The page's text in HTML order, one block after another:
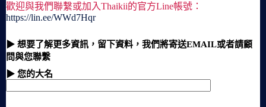
歡迎與我們聯繫或加入Thaikii的官方Line帳號：
https://lin.ee/WWd7Hqr
▶ 想要了解更多資訊，留下資料，我們將寄送EMAIL或者請顧
問與您聯繫
▶ 您的大名